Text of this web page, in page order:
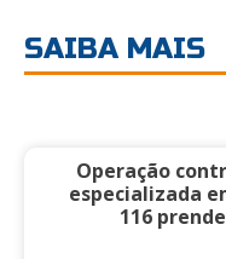
SAIBA MAIS
Operação
especializada
116